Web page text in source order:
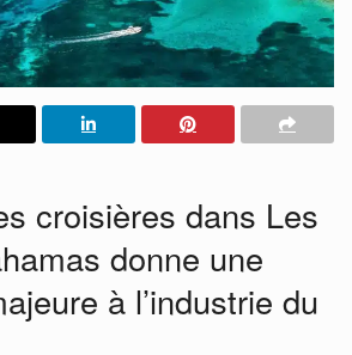
croisières dans Les
donne une
à l’industrie du